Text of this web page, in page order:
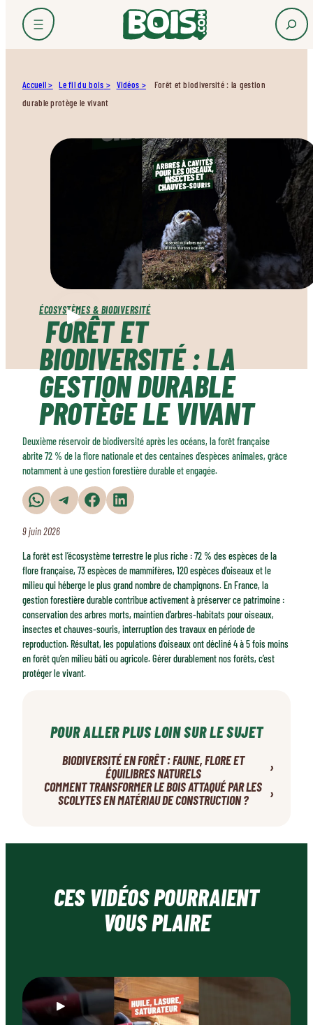
Accueil Le fil du bois Vidéos
Forêt et biodiversité : la gestion
durable protège le vivant
ÉCOSYSTÈMES & BIODIVERSITÉ
FORÊT ET
BIODIVERSITÉ : LA
GESTION DURABLE
PROTÈGE LE VIVANT
Deuxième réservoir de biodiversité après les océans, la forêt française
abrite 72 % de la flore nationale et des centaines d’espèces animales, grâce
notamment à une gestion forestière durable et engagée.
Partager sur WhatsApp Partager sur Telegram Partager sur Facebook Partager sur LinkedIn
9 juin 2026
La forêt est l’écosystème terrestre le plus riche : 72 % des espèces de la
flore française, 73 espèces de mammifères, 120 espèces d’oiseaux et le
milieu qui héberge le plus grand nombre de champignons. En France, la
gestion forestière durable contribue activement à préserver ce patrimoine :
conservation des arbres morts, maintien d’arbres-habitats pour oiseaux,
insectes et chauves-souris, interruption des travaux en période de
reproduction. Résultat, les populations d’oiseaux ont décliné 4 à 5 fois moins
en forêt qu’en milieu bâti ou agricole. Gérer durablement nos forêts, c’est
protéger le vivant.
POUR ALLER PLUS LOIN SUR LE SUJET
BIODIVERSITÉ EN FORÊT : FAUNE, FLORE ET
ÉQUILIBRES NATURELS
›
COMMENT TRANSFORMER LE BOIS ATTAQUÉ PAR LES
SCOLYTES EN MATÉRIAU DE CONSTRUCTION ?
›
CES VIDÉOS POURRAIENT
VOUS PLAIRE